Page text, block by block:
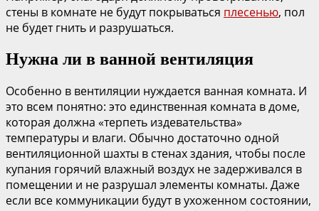
стены в комнате не будут покрываться плесенью, пол
не будет гнить и разрушаться.
Нужна ли в ванной вентиляция
Особенно в вентиляции нуждается ванная комната. И
это всем понятно: это единственная комната в доме,
которая должна «терпеть издевательства»
температуры и влаги. Обычно достаточно одной
вентиляционной шахты в стенах здания, чтобы после
купания горячий влажный воздух не задерживался в
помещении и не разрушал элементы комнаты. Даже
если все коммуникации будут в ухоженном состоянии,